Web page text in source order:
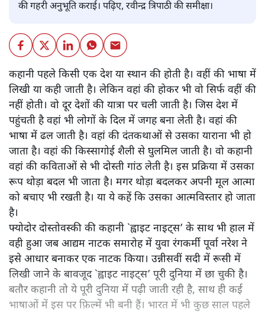
की गहरी अनुभूति कराई। पढ़िए, रवीन्द्र त्रिपाठी की समीक्षा।
कहानी पहले किसी एक देश या स्थान की होती है। वहीं की भाषा में
लिखी या कही जाती है। लेकिन वहां की होकर भी वो सिर्फ वहीं की
नहीं होती। वो दूर देशों की यात्रा पर चली जाती है। जिस देश में
पहुंचती है वहां भी लोगों के दिल में जगह बना लेती है। वहां की
भाषा में ढल जाती है। वहां की दंतकथाओं से उसका याराना भी हो
जाता है। वहां की किस्सागोई शैली से घुलमिल जाती है। वो कहानी
वहां की कविताओं से भी दोस्ती गांठ लेती है। इस प्रक्रिया में उसका
रूप थोड़ा बदल भी जाता है। मगर थोड़ा बदलकर अपनी मूल आत्मा
को बचाए भी रखती है। या ये कहें कि उसका आत्मविस्तार हो जाता
है।
फ्योदोर दोस्तोवस्की की कहानी `ह्वाइट नाइट्स’ के साथ भी हाल में
वही हुआ जब आद्यम नाटक समारोह में युवा रंगकर्मी पूर्वा नरेश ने
इसे आधार बनाकर एक नाटक किया। उन्नीसवीं सदी में रूसी में
लिखी जाने के बावजूद `ह्वाइट नाइट्स’ पूरी दुनिया में छा चुकी है।
बतौर कहानी तो ये पूरी दुनिया में पढ़ी जाती रही है, साथ ही कई
भाषाओं में इस पर फ़िल्में भी बनी हैं। भारत में भी कुछ साल पहले